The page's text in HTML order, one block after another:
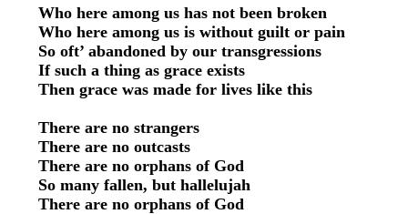
Who here among us has not been broken
Who here among us is without guilt or pain
So oft’ abandoned by our transgressions
If such a thing as grace exists
Then grace was made for lives like this
There are no strangers
There are no outcasts
There are no orphans of God
So many fallen, but hallelujah
There are no orphans of God